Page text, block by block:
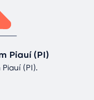
Piauí (PI)
(PI).